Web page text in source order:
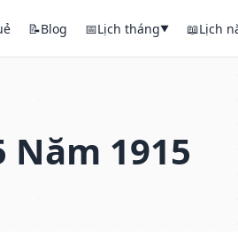
📝Blog 📅Lịch tháng▼ 📖Lịch
Năm 1915